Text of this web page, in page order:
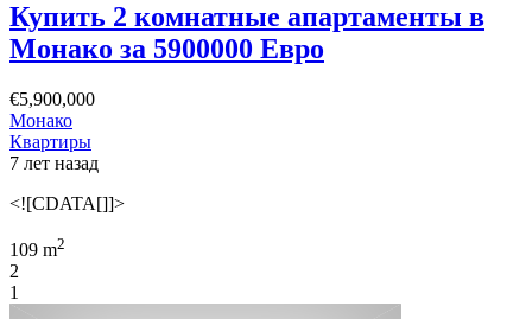
Купить 2 комнатные апартаменты в
Монако за 5900000 Евро
€5,900,000
Монако
Квартиры
7 лет назад
<![CDATA[]]>
109 m2
2
1